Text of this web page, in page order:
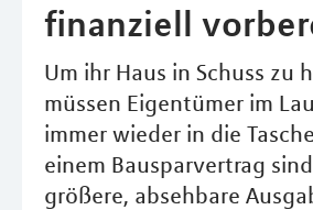
finanziell
Um ihr Haus in Schuss zu
müssen Eigentümer im
immer wieder in die
einem Bausparvertrag
größere, absehbare